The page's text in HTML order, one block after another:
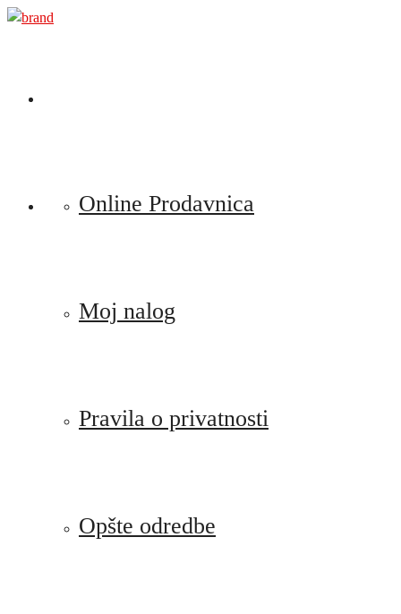
Preskoči
Online Prodavnica
Moj nalog
Pravila o privatnosti
Opšte odredbe